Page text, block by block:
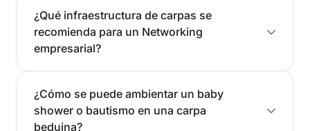
¿Qué infraestructura de carpas se
recomienda para un Networking
empresarial?
¿Cómo se puede ambientar un baby
shower o bautismo en una carpa
beduina?